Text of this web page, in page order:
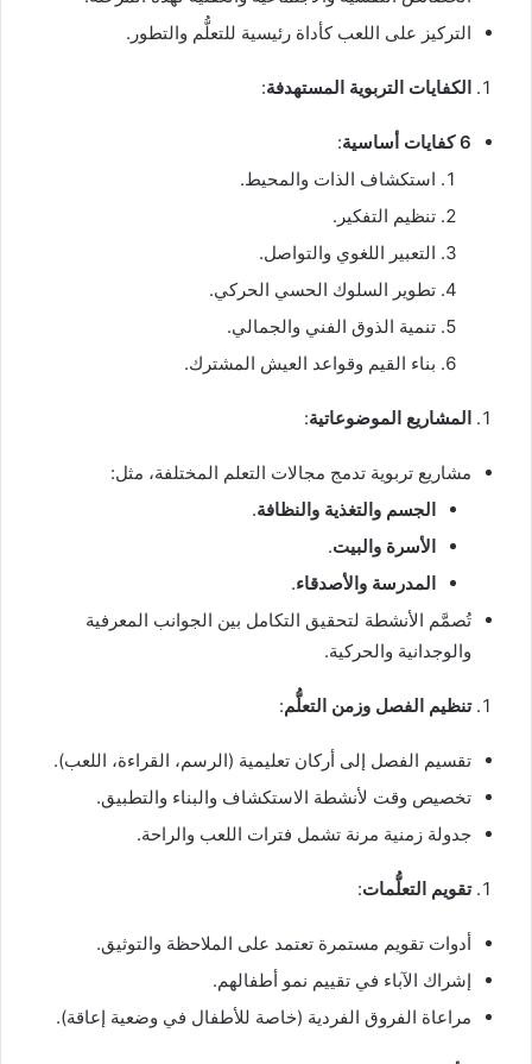
التركيز على اللعب كأداة رئيسية للتعلُّم والتطور.
الكفايات التربوية المستهدفة:
6 كفايات أساسية
:
استكشاف الذات والمحيط.
تنظيم التفكير.
التعبير اللغوي والتواصل.
تطوير السلوك الحسي الحركي.
تنمية الذوق الفني والجمالي.
بناء القيم وقواعد العيش المشترك.
المشاريع الموضوعاتية:
مشاريع تربوية تدمج مجالات التعلم المختلفة، مثل:
الجسم والتغذية والنظافة.
الأسرة والبيت.
المدرسة والأصدقاء.
تُصمَّم الأنشطة لتحقيق التكامل بين الجوانب المعرفية
والوجدانية والحركية.
تنظيم الفصل وزمن التعلُّم:
تقسيم الفصل إلى أركان تعليمية (الرسم، القراءة، اللعب).
تخصيص وقت لأنشطة الاستكشاف والبناء والتطبيق.
جدولة زمنية مرنة تشمل فترات اللعب والراحة.
تقويم التعلُّمات:
أدوات تقويم مستمرة تعتمد على الملاحظة والتوثيق.
إشراك الآباء في تقييم نمو أطفالهم.
مراعاة الفروق الفردية (خاصة للأطفال في وضعية إعاقة).